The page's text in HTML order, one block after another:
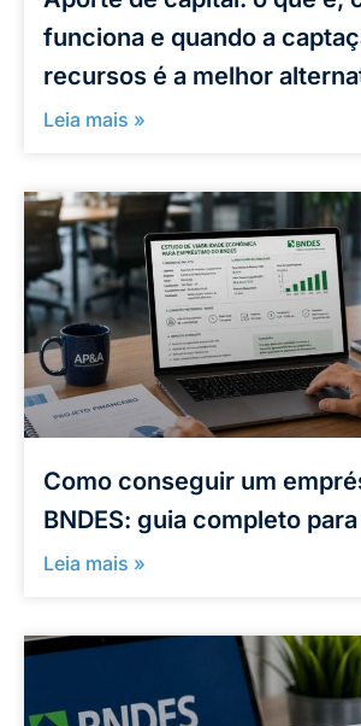
funciona e quando a
recursos é a melhor
Leia mais »
Como conseguir um
BNDES: guia completo
Leia mais »